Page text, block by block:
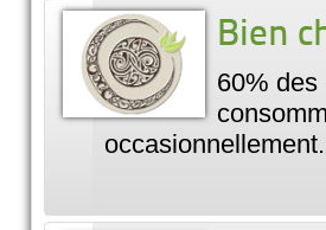
Bien
60% des